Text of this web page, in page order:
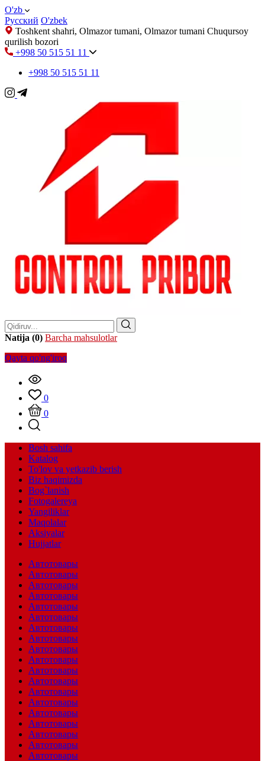
O'zb
Русский O'zbek
Toshkent shahri, Olmazor tumani, Olmazor tumani Chuqursoy
qurilish bozori
+998 50 515 51 11
+998 50 515 51 11
Natija (0) Barcha mahsulotlar
Qayta qo'ng'iroq
0
0
Bosh sahifa
Katalog
To'lov va yetkazib berish
Biz haqimizda
Bog`lanish
Fotogalereya
Yangiliklar
Maqolalar
Aksiyalar
Hujjatlar
Автотовары
Автотовары
Автотовары
Автотовары
Автотовары
Автотовары
Автотовары
Автотовары
Автотовары
Автотовары
Автотовары
Автотовары
Автотовары
Автотовары
Автотовары
Автотовары
Автотовары
Автотовары
Автотовары